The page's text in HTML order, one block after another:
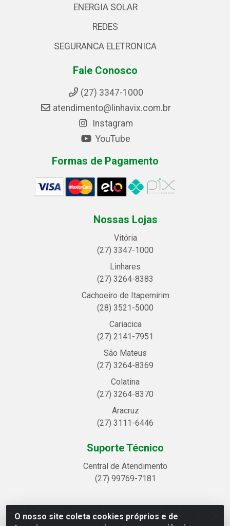
O nosso site coleta cookies próprios e de
ENERGIA SOLAR
REDES
SEGURANCA ELETRONICA
Fale Conosco
(27) 3347-1000
atendimento@linhavix.com.br
Instagram
YouTube
Formas de Pagamento
Nossas Lojas
Vitória
(27) 3347-1000
Linhares
(27) 3264-8383
Cachoeiro de Itapemirim
(28) 3521-5000
Cariacica
(27) 2141-7951
São Mateus
(27) 3264-8369
Colatina
(27) 3264-8370
Aracruz
(27) 3111-6446
Suporte Técnico
Central de Atendimento
(27) 99769-7181
Linhavix Distribuidora LTDA - Avenida Alegre, 2521 -